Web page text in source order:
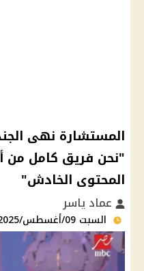
المستشارة نهى
"نحن فريق كامل من
المحتوى الخادش"
عماد ياسر
السبت 09/أغسطس/2025 - 05:26 م